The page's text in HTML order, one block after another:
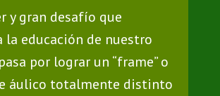
y gran desafío que
la educación de nuestro
por lograr un “frame” o
áulico totalmente distinto